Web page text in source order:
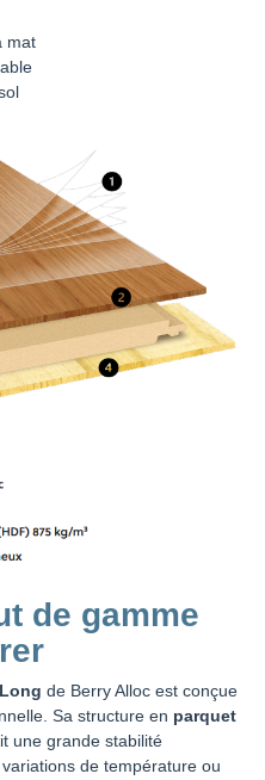
mat
de gamme
de Berry Alloc est conçue
Sa structure en parquet
une grande stabilité
de température ou